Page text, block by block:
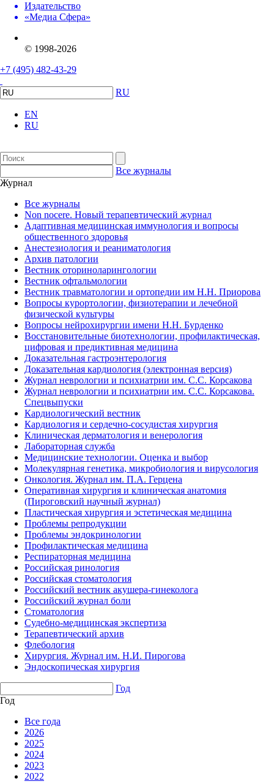
Издательство
«Медиа Сфера»
© 1998-2026
+7 (495) 482-43-29
RU
EN
RU
Все журналы
Журнал
Все журналы
Non nocere. Новый терапевтический журнал
Адаптивная медицинская иммунология и вопросы
общественного здоровья
Анестезиология и реаниматология
Архив патологии
Вестник оториноларингологии
Вестник офтальмологии
Вестник травматологии и ортопедии им Н.Н. Приорова
Вопросы курортологии, физиотерапии и лечебной
физической культуры
Вопросы нейрохирургии имени Н.Н. Бурденко
Восстановительные биотехнологии, профилактическая,
цифровая и предиктивная медицина
Доказательная гастроэнтерология
Доказательная кардиология (электронная версия)
Журнал неврологии и психиатрии им. С.С. Корсакова
Журнал неврологии и психиатрии им. С.С. Корсакова.
Спецвыпуски
Кардиологический вестник
Кардиология и сердечно-сосудистая хирургия
Клиническая дерматология и венерология
Лабораторная служба
Медицинские технологии. Оценка и выбор
Молекулярная генетика, микробиология и вирусология
Онкология. Журнал им. П.А. Герцена
Оперативная хирургия и клиническая анатомия
(Пироговский научный журнал)
Пластическая хирургия и эстетическая медицина
Проблемы репродукции
Проблемы эндокринологии
Профилактическая медицина
Респираторная медицина
Российская ринология
Российская стоматология
Российский вестник акушера-гинеколога
Российский журнал боли
Стоматология
Судебно-медицинская экспертиза
Терапевтический архив
Флебология
Хирургия. Журнал им. Н.И. Пирогова
Эндоскопическая хирургия
Год
Год
Все года
2026
2025
2024
2023
2022